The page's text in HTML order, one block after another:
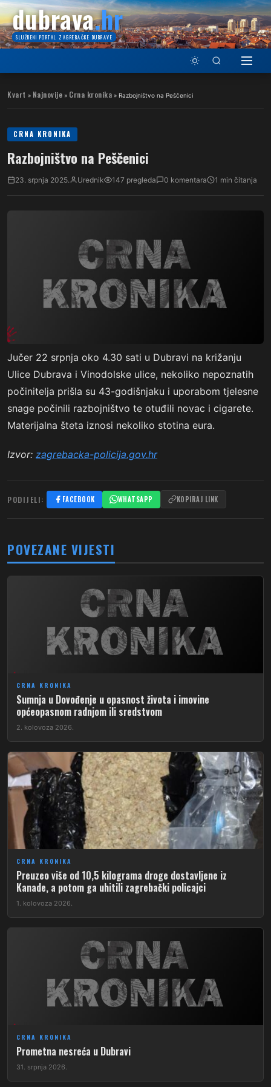
dubrava.hr
SLUŽBENI PORTAL ZAGREBAČKE DUBRAVE
Kvart » Najnovije » Crna kronika » Razbojništvo na Peščenici
CRNA KRONIKA
Razbojništvo na Peščenici
23. srpnja 2025. Urednik 147 pregleda 0 komentara 1 min čitanja
Jučer 22 srpnja oko 4.30 sati u Dubravi na križanju
Ulice Dubrava i Vinodolske ulice, nekoliko nepoznatih
počinitelja prišla su 43-godišnjaku i uporabom tjelesne
snage počinili razbojništvo te otuđili novac i cigarete.
Materijalna šteta iznosi nekoliko stotina eura.
Izvor: zagrebacka-policija.gov.hr
PODIJELI: FACEBOOK WHATSAPP KOPIRAJ LINK
POVEZANE VIJESTI
CRNA KRONIKA
Sumnja u Dovođenje u opasnost života i imovine
općeopasnom radnjom ili sredstvom
2. kolovoza 2026.
CRNA KRONIKA
Preuzeo više od 10,5 kilograma droge dostavljene iz
Kanade, a potom ga uhitili zagrebački policajci
1. kolovoza 2026.
CRNA KRONIKA
​Prometna nesreća u Dubravi
31. srpnja 2026.